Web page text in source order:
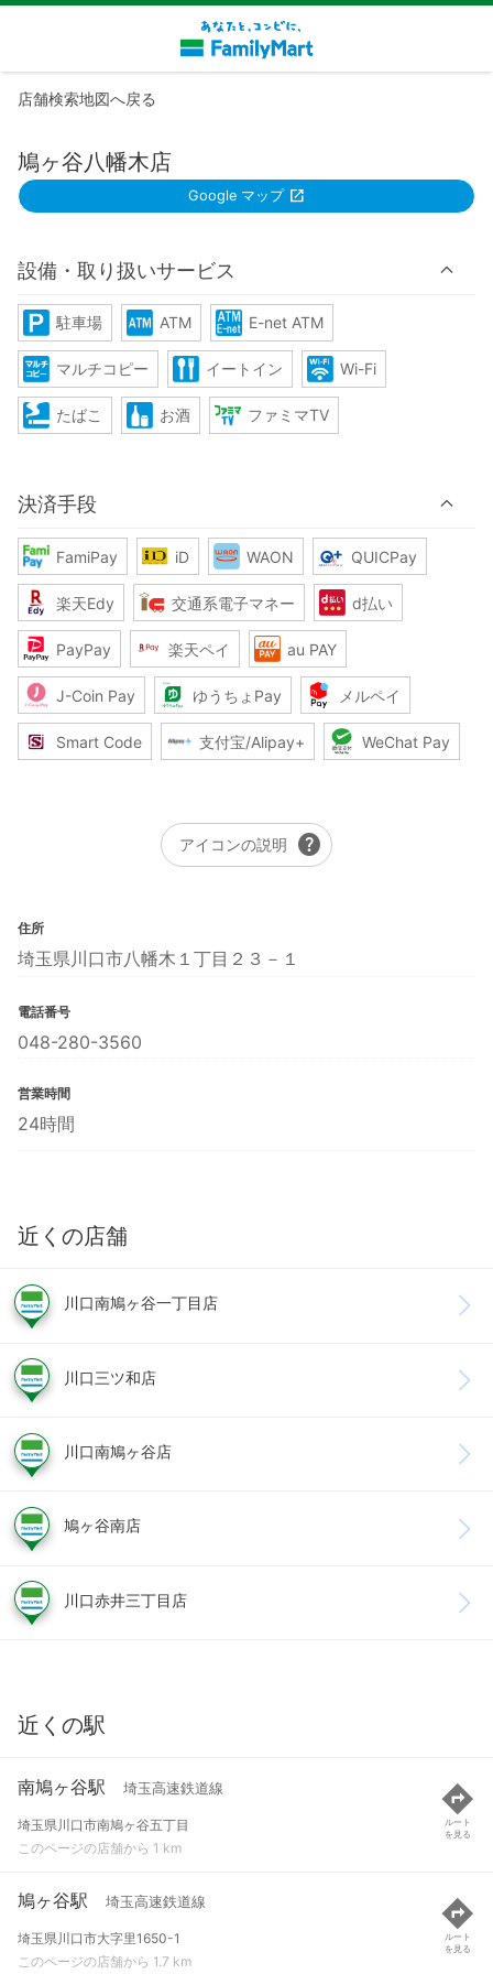
店舗検索地図へ戻る
鳩ヶ谷八幡木店
Google マップ
設備・取り扱いサービス
駐車場 ATM E-net ATM
マルチコピー イートイン Wi-Fi
たばこ お酒 ファミマTV
決済手段
FamiPay iD WAON QUICPay
楽天Edy 交通系電子マネー d払い
PayPay 楽天ペイ au PAY
J-Coin Pay ゆうちょPay メルペイ
Smart Code 支付宝/Alipay+ WeChat Pay
アイコンの説明 help
住所
埼玉県川口市八幡木１丁目２３－１
電話番号
048-280-3560
営業時間
24時間
近くの店舗
川口南鳩ヶ谷一丁目店
川口三ツ和店
川口南鳩ヶ谷店
鳩ヶ谷南店
川口赤井三丁目店
近くの駅
南鳩ヶ谷駅 埼玉高速鉄道線
埼玉県川口市南鳩ヶ谷五丁目
このページの店舗から 1 km
ルート
を見る
鳩ヶ谷駅 埼玉高速鉄道線
埼玉県川口市大字里1650-1
このページの店舗から 1.7 km
ルート
を見る